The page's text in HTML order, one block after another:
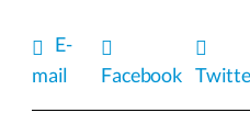
E-
mail
Facebook